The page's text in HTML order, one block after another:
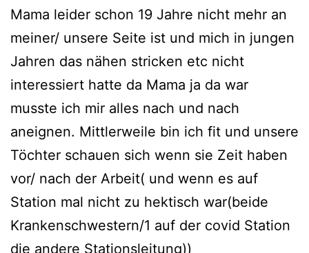
Mama leider schon 19 Jahre nicht mehr an
meiner/ unsere Seite ist und mich in jungen
Jahren das nähen stricken etc nicht
interessiert hatte da Mama ja da war
musste ich mir alles nach und nach
aneignen. Mittlerweile bin ich fit und unsere
Töchter schauen sich wenn sie Zeit haben
vor/ nach der Arbeit( und wenn es auf
Station mal nicht zu hektisch war(beide
Krankenschwestern/1 auf der covid Station
die andere Stationsleitung))